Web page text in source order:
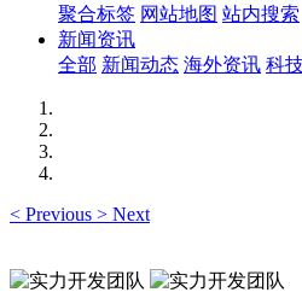
聚合标签 网站地图 站内搜索
新闻资讯
全部 新闻动态 海外资讯 科
< Previous > Next